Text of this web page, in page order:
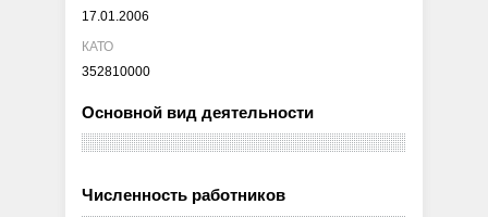
17.01.2006
КАТО
352810000
Основной вид деятельности
Численность работников